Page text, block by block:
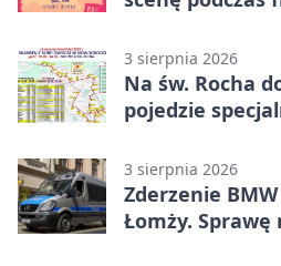
3 sierpnia 2026
Na św. Rocha
pojedzie
3 sierpnia 2026
Zderzenie
Łomży.